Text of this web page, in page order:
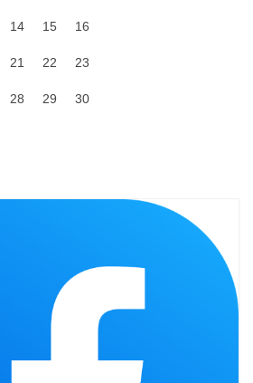
14 15 16
21 22 23
28 29 30